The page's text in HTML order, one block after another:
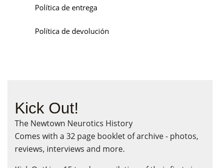
Política de entrega
Política de devolución
Kick Out!
The Newtown Neurotics History
Comes with a 32 page booklet of archive - photos,
reviews, interviews and more.